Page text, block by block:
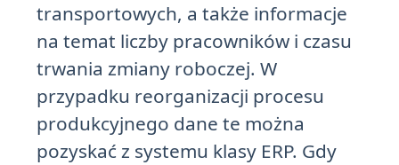
transportowych, a także informacje
na temat liczby pracowników i czasu
trwania zmiany roboczej. W
przypadku reorganizacji procesu
produkcyjnego dane te można
pozyskać z systemu klasy ERP. Gdy